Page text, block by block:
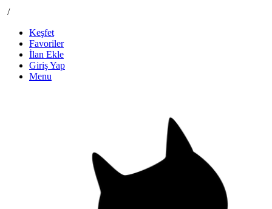
/
Keşfet
Favoriler
İlan Ekle
Giriş Yap
Menu